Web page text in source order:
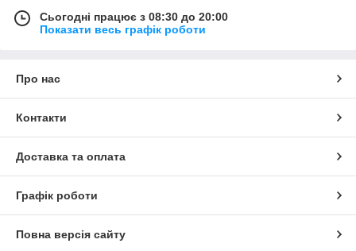
Сьогодні працює з 08:30 до 20:00
Показати весь графік роботи
Про нас
Контакти
Доставка та оплата
Графік роботи
Повна версія сайту